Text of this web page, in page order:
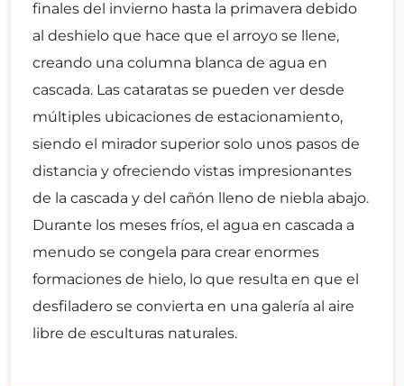
finales del invierno hasta la primavera debido
al deshielo que hace que el arroyo se llene,
creando una columna blanca de agua en
cascada. Las cataratas se pueden ver desde
múltiples ubicaciones de estacionamiento,
siendo el mirador superior solo unos pasos de
distancia y ofreciendo vistas impresionantes
de la cascada y del cañón lleno de niebla abajo.
Durante los meses fríos, el agua en cascada a
menudo se congela para crear enormes
formaciones de hielo, lo que resulta en que el
desfiladero se convierta en una galería al aire
libre de esculturas naturales.